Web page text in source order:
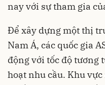
nay với sự tham gia
Để xây dựng một thị
Nam Á, các quốc gia
động với tốc độ tương
hoạt nhu cầu. Khu